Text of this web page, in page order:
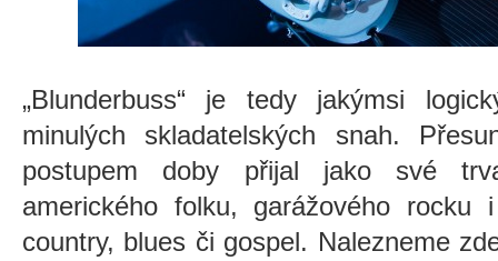
„Blunderbuss“ je tedy jakýmsi
minulých skladatelských snah.
postupem doby přijal jako své
amerického folku, garážového
country, blues či gospel. Nalezneme